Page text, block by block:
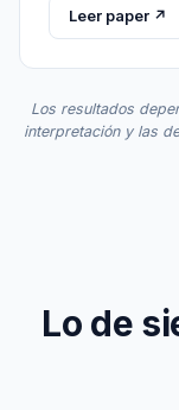
Leer paper ↗
Los resultados
interpretación y las
Lo de